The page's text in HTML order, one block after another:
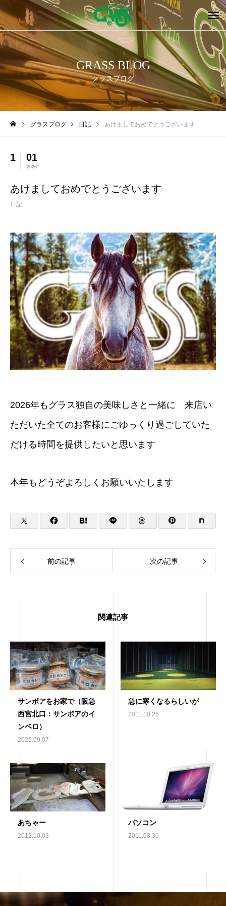
GRASS BLOG
グラスブログ
グラスブログ 日記 あけましておめでとうございます
1 01
2026
あけましておめでとうございます
日記
2026年もグラス独自の美味しさと一緒に 来店い
ただいた全てのお客様にごゆっくり過ごしていた
だける時間を提供したいと思います
本年もどうぞよろしくお願いいたします
前の記事 次の記事
関連記事
サンボアをお家で（阪急
西宮北口：サンボアのイ
ンベロ）
2023.09.07
急に寒くなるらしいが
2011.10.25
あちゃー
2012.10.03
パソコン
2011.08.30